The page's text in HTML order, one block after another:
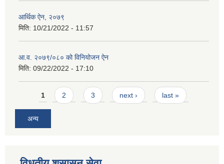
आर्थिक ऐन, २०७९
मिति: 10/21/2022 - 11:57
आ.व. २०७९/०८० को विनियोजन ऐन
मिति: 09/22/2022 - 17:10
Pages
1 2 3 next › last »
अन्य